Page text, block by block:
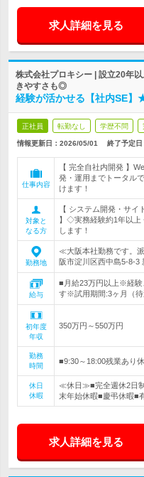
求人詳細を見る
株式会社プロキシー | 設立20年
きやすさも◎
経験が活かせる【社内SE
正社員 転勤なし 学歴不問
情報更新日：2026/05/01 終了予定日
仕事内容
【 完全自社内開発 】
発・運用までトータル
けます！
対象と
なる方
【 システム開発・サ
】◇実務経験約1年以
します！
勤務地
≪大阪本社勤務です。
阪市淀川区西中島5-8-3
給与
■月給23万円以上※経験
す※試用期間:3ヶ月（待
初年度
年収
350万円～550万円
勤務
時間
■9:30～18:00残業あり
休日
休暇
≪休日≫■完全週休2日
末年始休暇■慶弔休暇■
求人詳細を見る